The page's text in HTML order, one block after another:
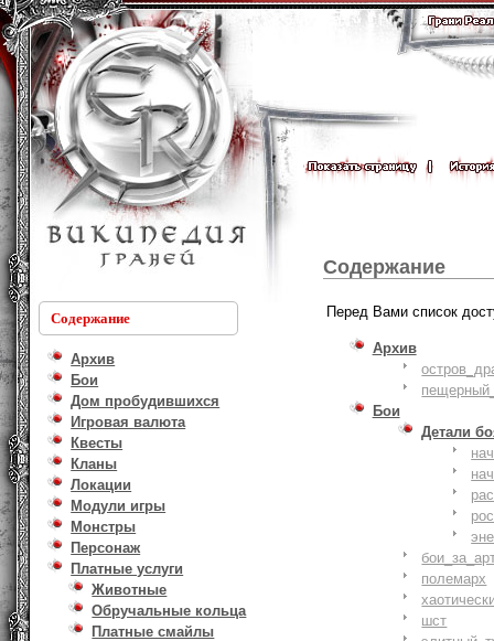
Содержание
Архив
Бои
Дом пробудившихся
Игровая валюта
Квесты
Кланы
Локации
Модули игры
Монстры
Персонаж
Платные услуги
Животные
Обручальные кольца
Платные смайлы
Содержание
Перед Вами список
Архив
Бои
Детали
полемарх
шст